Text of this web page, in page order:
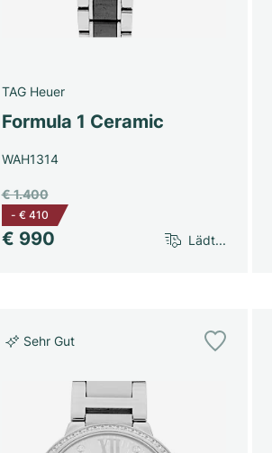
TAG Heuer
Formula 1 Ceramic
WAH1314
€ 990
€ 1.400
- € 410
Lädt...
Sehr Gut